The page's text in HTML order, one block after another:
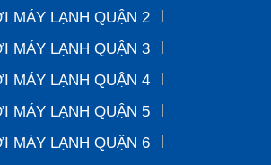
MÁY LẠNH QUẬN 2
MÁY LẠNH QUẬN 3
MÁY LẠNH QUẬN 4
MÁY LẠNH QUẬN 5
MÁY LẠNH QUẬN 6